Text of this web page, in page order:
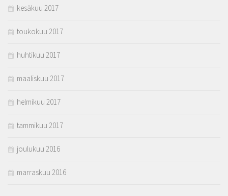
kesäkuu 2017
toukokuu 2017
huhtikuu 2017
maaliskuu 2017
helmikuu 2017
tammikuu 2017
joulukuu 2016
marraskuu 2016